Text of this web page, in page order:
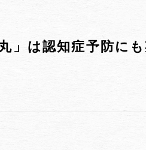
」は認知症予防に